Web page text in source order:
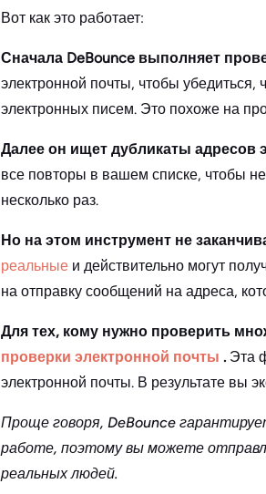
Вот как это работает:
Сначала DeBounce выполняет
электронной почты, чтобы
электронных писем. Это похоже на
Далее он ищет дубликаты адресов
все повторы в вашем списке, чтобы
несколько раз.
Но на этом инструмент не
реальные и действительно могут
на отправку сообщений на адреса,
Для тех, кому нужно проверить
проверки электронной почты . Эта
электронной почты. В результате вы
Проще говоря, DeBounce
работе, поэтому вы можете
реальных людей.